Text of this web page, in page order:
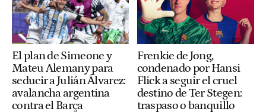
El plan de Simeone y
Mateu Alemany para
seducir a Julián Álvarez:
avalancha argentina
contra el Barça
Frenkie de Jong,
condenado por Hansi
Flick a seguir el cruel
destino de Ter Stegen:
traspaso o banquillo